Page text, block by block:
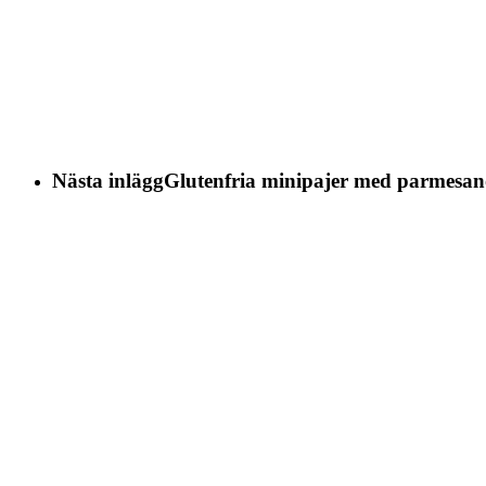
Nästa inläggGlutenfria minipajer med